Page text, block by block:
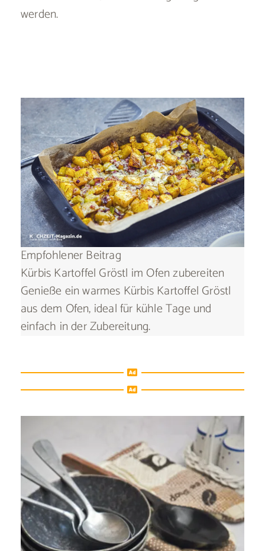
werden.
Empfohlener Beitrag
Kürbis Kartoffel Gröstl im Ofen zubereiten
Genieße ein warmes Kürbis Kartoffel Gröstl
aus dem Ofen, ideal für kühle Tage und
einfach in der Zubereitung.